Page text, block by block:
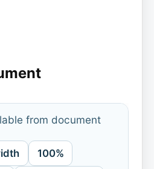
from document
100%